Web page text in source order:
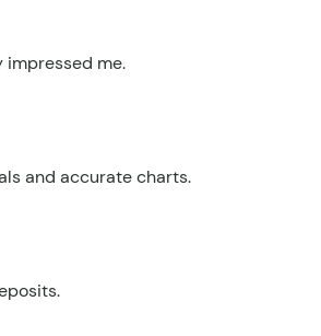
impressed me.
and accurate charts.